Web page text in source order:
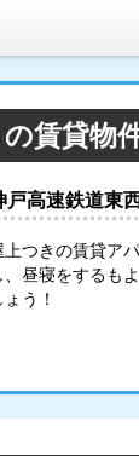
賃貸物
戸高速鉄道東
上つきの賃貸ア
、昼寝をするも
ょう！